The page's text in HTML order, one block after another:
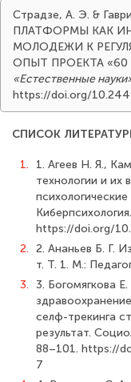
Страдзе, А. Э. &
ПЛАТФОРМЫ КАК
МОЛОДЕЖИ К
ОПЫТ ПРОЕКТА «60
«Естественные
https://doi.org/
СПИСОК
1.
1. Агеев Н. Я.,
технологии и их
https://doi.org/
2. 2. Ананьев Б. Г.
т. Т. 1. М.:
3. 3. Богомягкова
селф-трекинга
результат.
88–101. https://
7